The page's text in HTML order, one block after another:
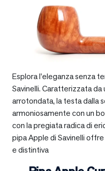
Esplora l’eleganza senza
Savinelli. Caratterizzata
arrotondata, la testa dalla
armoniosamente con un
con la pregiata radica di
pipa Apple di Savinelli
e distintiva